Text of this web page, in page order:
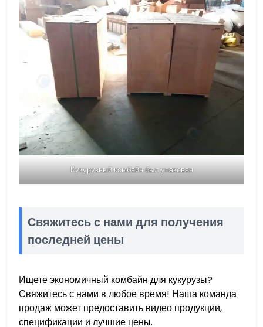
Кукурузный комбайн был упакован
Свяжитесь с нами для получения
последней цены
Ищете экономичный комбайн для кукурузы?
Свяжитесь с нами в любое время! Наша команда
продаж может предоставить видео продукции,
спецификации и лучшие цены.